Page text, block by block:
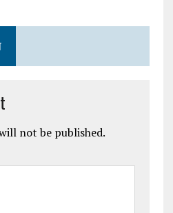
not be published.